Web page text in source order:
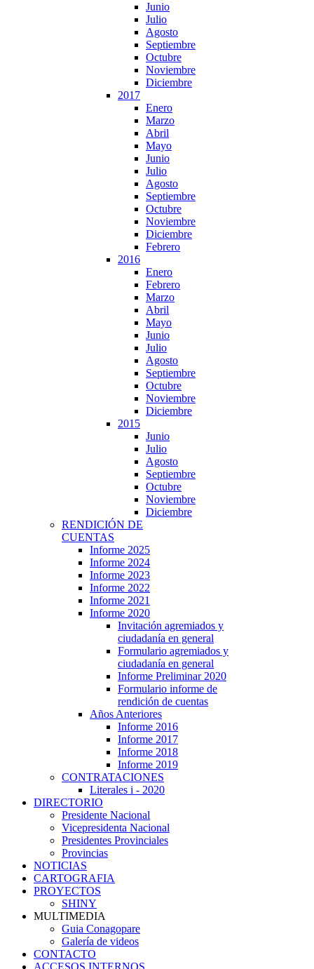
Junio
Julio
Agosto
Septiembre
Octubre
Noviembre
Diciembre
2017
Enero
Marzo
Abril
Mayo
Junio
Julio
Agosto
Septiembre
Octubre
Noviembre
Diciembre
Febrero
2016
Enero
Febrero
Marzo
Abril
Mayo
Junio
Julio
Agosto
Septiembre
Octubre
Noviembre
Diciembre
2015
Junio
Julio
Agosto
Septiembre
Octubre
Noviembre
Diciembre
RENDICIÓN DE
CUENTAS
Informe 2025
Informe 2024
Informe 2023
Informe 2022
Informe 2021
Informe 2020
Invitación agremiados y
ciudadanía en general
Formulario agremiados y
ciudadanía en general
Informe Preliminar 2020
Formulario informe de
rendición de cuentas
Años Anteriores
Informe 2016
Informe 2017
Informe 2018
Informe 2019
CONTRATACIONES
Literales i - 2020
DIRECTORIO
Presidente Nacional
Vicepresidenta Nacional
Presidentes Provinciales
Provincias
NOTICIAS
CARTOGRAFIA
PROYECTOS
SHINY
MULTIMEDIA
Guia Conagopare
Galería de videos
CONTACTO
ACCESOS INTERNOS